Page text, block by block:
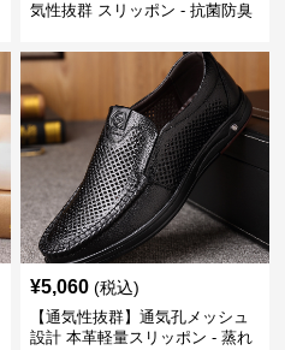
気性抜群 スリッポン - 抗菌防臭
¥5,060 (税込)
【通気性抜群】通気孔メッシュ
設計 本革軽量スリッポン - 蒸れ